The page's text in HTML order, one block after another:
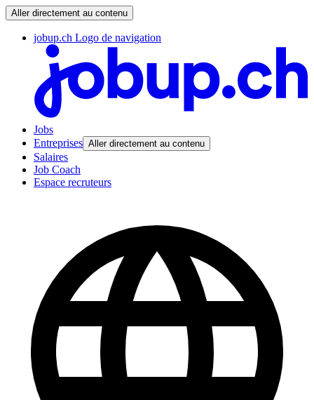
Aller directement au contenu
jobup.ch Logo de navigation
Jobs
Entreprises Aller directement au contenu
Salaires
Job Coach
Espace recruteurs